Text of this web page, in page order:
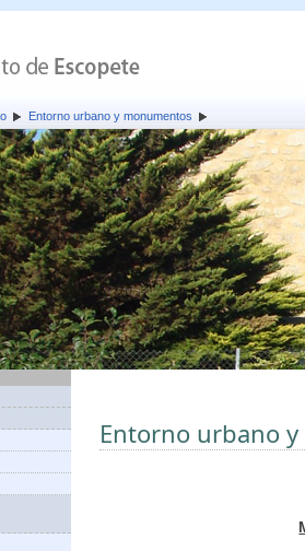
Entorno urbano y monumentos
Entorno urbano